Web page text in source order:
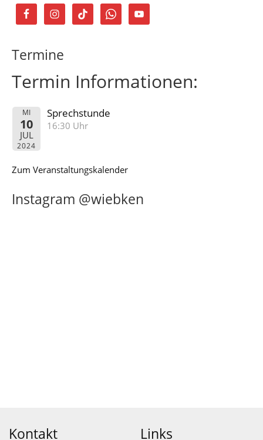
Termine
Termin Informationen:
MI
10
JUL
2024
Sprechstunde
16:30 Uhr
Zum Veranstaltungskalender
Instagram @wiebken
Kontakt Links